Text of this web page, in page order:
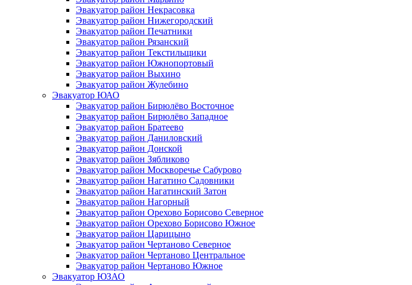
Эвакуатор район Некрасовка
Эвакуатор район Нижегородский
Эвакуатор район Печатники
Эвакуатор район Рязанский
Эвакуатор район Текстильщики
Эвакуатор район Южнопортовый
Эвакуатор район Выхино
Эвакуатор район Жулебино
Эвакуатор ЮАО
Эвакуатор район Бирюлёво Восточное
Эвакуатор район Бирюлёво Западное
Эвакуатор район Братеево
Эвакуатор район Даниловский
Эвакуатор район Донской
Эвакуатор район Зябликово
Эвакуатор район Москворечье Сабурово
Эвакуатор район Нагатино Cадовники
Эвакуатор район Нагатинский Затон
Эвакуатор район Нагорный
Эвакуатор район Орехово Борисово Северное
Эвакуатор район Орехово Борисово Южное
Эвакуатор район Царицыно
Эвакуатор район Чертаново Северное
Эвакуатор район Чертаново Центральное
Эвакуатор район Чертаново Южное
Эвакуатор ЮЗАО